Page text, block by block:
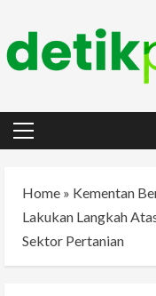
content
Primary
Home » Kementan
Lakukan Langkah
Sektor Pertanian